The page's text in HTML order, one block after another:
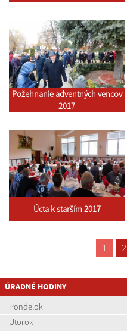
Požehnanie adventných vencov
2017
Úcta k starším 2017
1 2
ÚRADNÉ HODINY
Pondelok
Utorok